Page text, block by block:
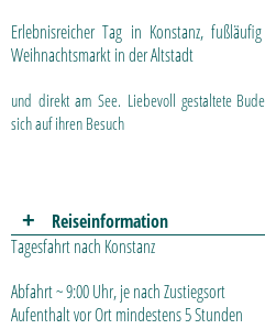
Erleb­nis­reicher Tag in Kon­stanz,
Weihnachts­markt in der Alt­stadt
und direkt am See. Liebe­voll gestal­tete
sich auf ihren Besuch
Reiseinformation
Tagesfahrt nach Konstanz
Abfahrt ~ 9:00 Uhr, je nach Zustiegsort
Aufenthalt vor Ort mindestens 5 Stunden